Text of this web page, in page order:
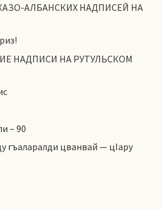
АЛБАНСКИХ НАДПИСЕЙ НА
НАДПИСИ НА РУТУЛЬСКОМ
– 90
гъаларалди цванвай — цIару